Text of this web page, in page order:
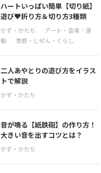
ハートいっぱい簡単【切り紙】
遊び♥折り方＆切り方3種類
二人あやとりの遊び方をイラス
トで解説
音が鳴る【紙鉄砲】の作り方！
大きい音を出すコツとは？